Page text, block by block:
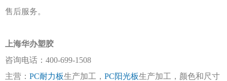
售后服务。
上海华办塑胶
咨询电话： 400-699-1508
主营： PC耐力板生产加工， PC阳光板生产加工，颜色和尺寸